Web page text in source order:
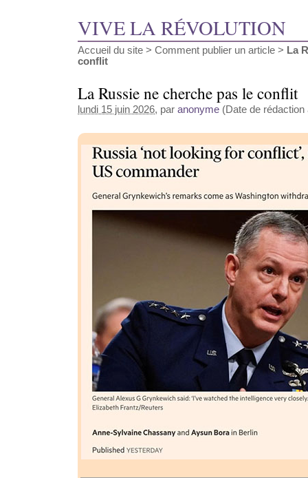
VIVE LA RÉVOLUTION
Accueil du site > Comment publier un article > La
conflit
La Russie ne cherche pas le conflit
lundi 15 juin 2026, par anonyme (Date de rédaction